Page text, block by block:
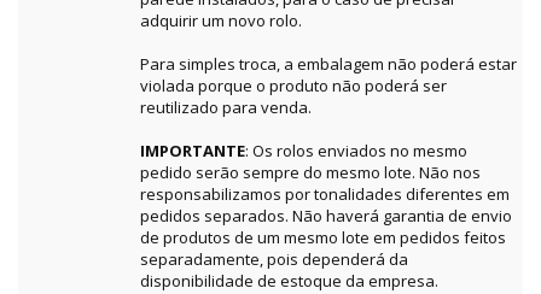
adquirir um novo rolo.
Para simples troca, a embalagem não poderá estar
violada porque o produto não poderá ser
reutilizado para venda.
IMPORTANTE: Os rolos enviados no mesmo
pedido serão sempre do mesmo lote. Não nos
responsabilizamos por tonalidades diferentes em
pedidos separados. Não haverá garantia de envio
de produtos de um mesmo lote em pedidos feitos
separadamente, pois dependerá da
disponibilidade de estoque da empresa.